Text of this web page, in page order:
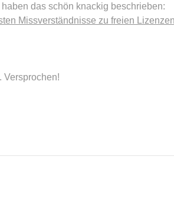
das schön knackig beschrieben:
Missverständnisse zu freien Lizenzen
Versprochen!